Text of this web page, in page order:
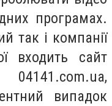
програмах.
так і компанії
входить сайт
04141.com.ua,
випадок